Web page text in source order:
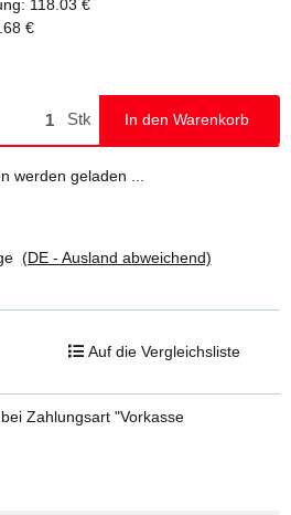
118.03 €
€
Stk In den Warenkorb
werden geladen ...
(DE - Ausland abweichend)
Auf die Vergleichsliste
Zahlungsart "Vorkasse